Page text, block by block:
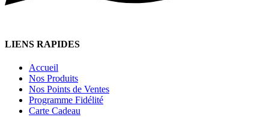
LIENS RAPIDES
Accueil
Nos Produits
Nos Points de Ventes
Programme Fidélité
Carte Cadeau